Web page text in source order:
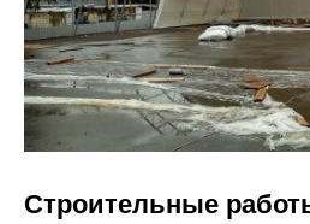
Строительные